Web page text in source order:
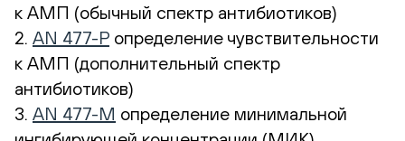
к АМП (обычный спектр антибиотиков)
2. AN 477-Р определение чувствительности
к АМП (дополнительный спектр
антибиотиков)
3. AN 477-М определение минимальной